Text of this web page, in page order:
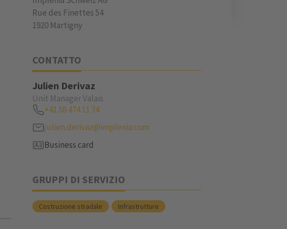
Rue des Finettes 54
1920 Martigny
CONTATTO
Julien Derivaz
Unit Manager Valais
+41 58 474 11 74
julien.derivaz@implenia.com
Business card
GRUPPI DI SERVIZIO
Costruzione stradale Infrastrutture